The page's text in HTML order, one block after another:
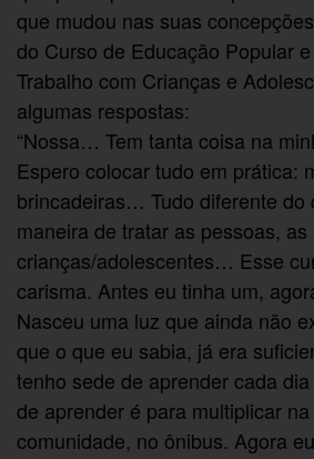
que mudou nas suas
do Curso de Educação Popular
Trabalho com Crianças e
algumas respostas:
“Nossa… Tem tanta coisa na
Espero colocar tudo em prática:
brincadeiras… Tudo diferente do
maneira de tratar as pessoas, as
crianças/adolescentes… Esse
carisma. Antes eu tinha um,
Nasceu uma luz que ainda não
que o que eu sabia, já era
tenho sede de aprender cada
de aprender é para multiplicar
comunidade, no ônibus. Agora